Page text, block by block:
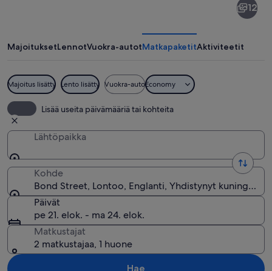
12
MajoituksetLennotVuokra-autotMatkapaketitAktiviteetit
Majoitus lisätty Lento lisätty Vuokra-autoEconomy
Lisää useita päivämääriä tai kohteita
Lähtöpaikka
Kohde
Bond Street, Lontoo, Englanti, Yhdistynyt
Päivät
pe 21. elok. - ma 24. elok.
Matkustajat
2 matkustajaa, 1 huone
Hae